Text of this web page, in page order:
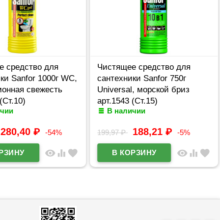
средство для
Sanfor 1000г WC,
свежесть
280,40₽ -54%
visibility equalizer favorite
Чистящее средство для
сантехники Sanfor 750г
Universal, морской бриз
арт.1543 (Ст.15)
В наличии
199,97₽ 188,21₽ -5%
visibility equalizer favorite